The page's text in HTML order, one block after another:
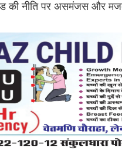
की नीति पर असमंजस और